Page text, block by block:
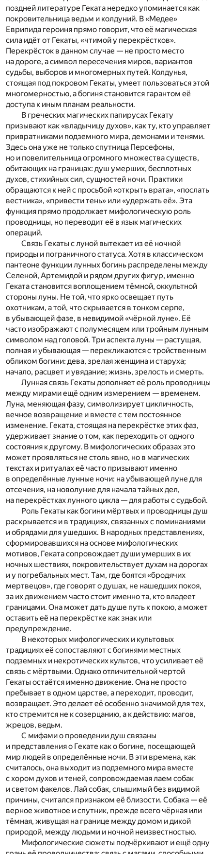
поздней литературе Геката нередко упоминается как
покровительница ведьм и колдуний. В «Медее»
Еврипида героиня прямо говорит, что её магическая
сила идёт от Гекаты, «чтимой у перекрёстков».
Перекрёсток в данном случае — не просто место
на дороге, а символ пересечения миров, вариантов
судьбы, выборов и многомерных путей. Колдунья,
стоящая под покровом Гекаты, умеет пользоваться этой
многомерностью, а богиня становится гарантом её
доступа к иным планам реальности.
В греческих магических папирусах Гекату
призывают как «владычицу духов», как ту, кто управляет
привратниками подземного мира, демонами и тенями.
Здесь она уже не только спутница Персефоны,
но и повелительница огромного множества существ,
обитающих на границах: душ умерших, бесплотных
духов, стихийных сил, сущностей ночи. Практики
обращаются к ней с просьбой «открыть врата», «послать
вестника», «привести тень» или «удержать её». Эта
функция прямо продолжает мифологическую роль
проводницы, но переводит её в язык магических
операций.
Связь Гекаты с луной вытекает из её ночной
природы и пограничного статуса. Хотя в классическом
пантеоне функции лунных богинь распределены между
Селеной, Артемидой и рядом других фигур, именно
Геката становится воплощением тёмной, оккультной
стороны луны. Не той, что ярко освещает путь
охотникам, а той, что скрывается в тонком серпе,
в убывающей фазе, в невидимой «чёрной луне». Её
часто изображают с полумесяцем или тройным лунным
символом над головой. Три аспекта луны — растущая,
полная и убывающая — перекликаются с тройственным
обликом богини: дева, зрелая женщина и старуха;
начало, расцвет и увядание; жизнь, зрелость и смерть.
Лунная связь Гекаты дополняет её роль проводницы
между мирами ещё одним измерением — временем.
Луна, меняющая фазу, символизирует цикличность,
вечное возвращение и вместе с тем постоянное
изменение. Геката, стоящая на перекрёстке этих фаз,
удерживает знание о том, как переходить от одного
состояния к другому. В мифологических образах это
может проявляться не столь явно, но в магических
текстах и ритуалах её часто призывают именно
в определённые лунные ночи: на убывающей луне для
отсечения, на новолуние для начала тайных дел,
на перекрёстках лунного цикла — для работы с судьбой.
Роль Гекаты как богини мёртвых и проводницы душ
раскрывается и в традициях, связанных с поминаниями
и обрядами для ушедших. В народных представлениях,
сформировавшихся на основе мифологических
мотивов, Геката сопровождает души умерших в их
ночных шествиях, покровительствует духам на дорогах
и у погребальных мест. Там, где боятся «бродячих
мертвецов», где говорят о душах, не нашедших покоя,
за их движением часто стоит именно та, кто владеет
границами. Она может дать душе путь к покою, а может
оставить её на перекрёстке как знак или
предупреждение.
В некоторых мифологических и культовых
традициях её сопоставляют с богинями местных
подземных и некротических культов, что усиливает её
связь с мёртвыми. Однако отличительной чертой
Гекаты остаётся именно движение. Она не просто
пребывает в одном царстве, а переходит, проводит,
возвращает. Это делает её особенно значимой для тех,
кто стремится не к созерцанию, а к действию: магов,
жрецов, ведьм.
С мифами о проведении душ связаны
и представления о Гекате как о богине, посещающей
мир людей в определённые ночи. В эти времена, как
считалось, она выходит из подземного мира вместе
с хором духов и теней, сопровождаемая лаем собак
и светом факелов. Лай собак, слышимый без видимой
причины, считался признаком её близости. Собака — её
верное животное и спутник, прежде всего чёрная или
тёмная, живущая на границе между домом и дикой
природой, между людьми и ночной неизвестностью.
Мифологические сюжеты подчёркивают и ещё одну